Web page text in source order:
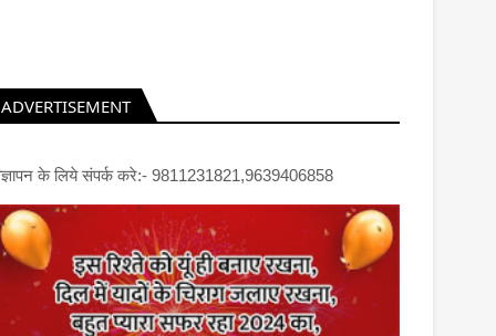
ADVERTISEMENT
के लिये संपर्क करे:- 9811231821,9639406858